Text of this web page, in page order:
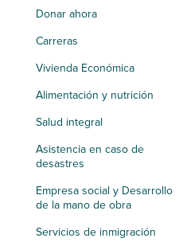
Donar ahora
Carreras
Vivienda Económica
Alimentación y nutrición
Salud integral
Asistencia en caso de
desastres
Empresa social y Desarrollo
de la mano de obra
Servicios de inmigración